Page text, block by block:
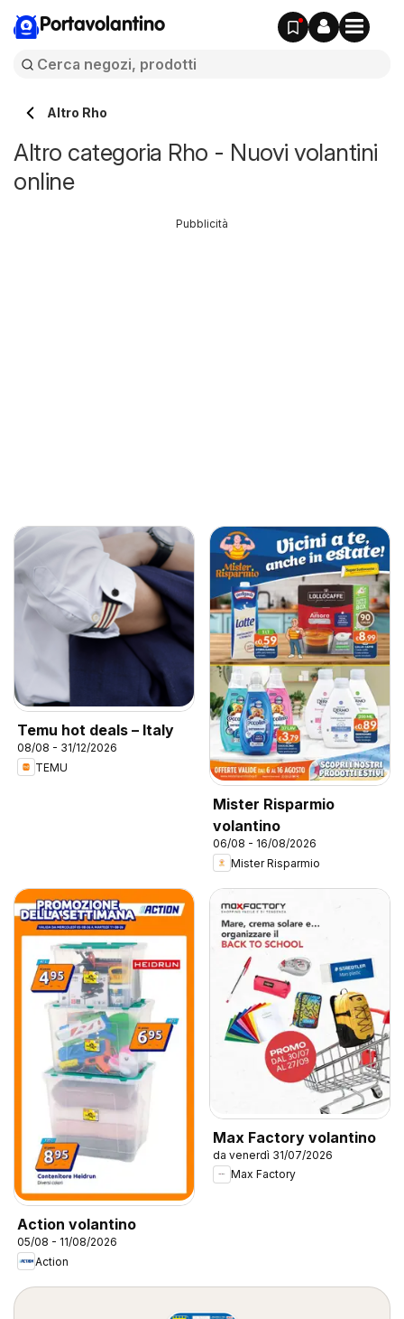
Portavolantino
Altro Rho
Altro categoria Rho - Nuovi volantini
online
Temu hot deals – Italy
08/08 - 31/12/2026
TEMU
Mister Risparmio
volantino
06/08 - 16/08/2026
Mister Risparmio
Pubblicità
Action volantino
05/08 - 11/08/2026
Action
Max Factory volantino
da venerdì 31/07/2026
Max Factory